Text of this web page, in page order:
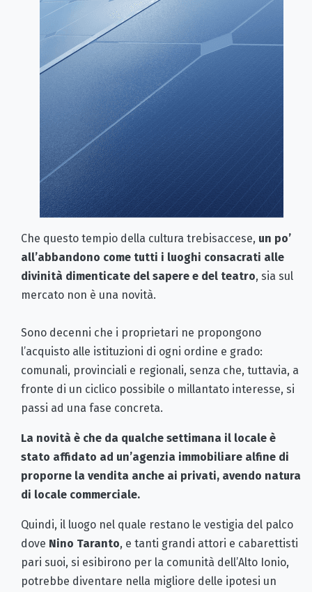
Che questo tempio della cultura trebisaccese, un po’
all’abbandono come tutti i luoghi consacrati alle
divinità dimenticate del sapere e del teatro, sia sul
mercato non è una novità.
Sono decenni che i proprietari ne propongono
l’acquisto alle istituzioni di ogni ordine e grado:
comunali, provinciali e regionali, senza che, tuttavia, a
fronte di un ciclico possibile o millantato interesse, si
passi ad una fase concreta.
La novità è che da qualche settimana il locale è
stato affidato ad un’agenzia immobiliare alfine di
proporne la vendita anche ai privati, avendo natura
di locale commerciale.
Quindi, il luogo nel quale restano le vestigia del palco
dove Nino Taranto, e tanti grandi attori e cabarettisti
pari suoi, si esibirono per la comunità dell’Alto Ionio,
potrebbe diventare nella migliore delle ipotesi un